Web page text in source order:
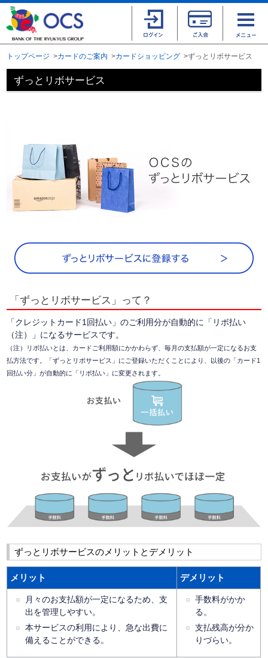
トップページ カードのご案内 カードショッピング ずっとリボサービス
ずっとリボサービス
「ずっとリボサービス」って？
「クレジットカード1回払い」のご利用分が自動的に「リボ払い
（注）」になるサービスです。
（注）リボ払いとは、カードご利用額にかかわらず、毎月の支払額が一定になるお支
払方法です。
「ずっとリボサービス」にご登録いただくことにより、以後の「カード1
回払い分」が自動的に「リボ払い」に変更されます。
ずっとリボサービスのメリットとデメリット
メリット デメリット
月々のお支払額が一定になるため、支
出を管理しやすい。
本サービスの利用により、急な出費に
備えることができる。
手数料がかか
る。
支払残高が分か
りづらい。